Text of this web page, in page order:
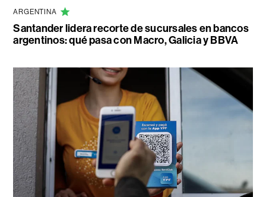
ARGENTINA
Santander lidera recorte de sucursales en bancos
argentinos: qué pasa con Macro, Galicia y BBVA